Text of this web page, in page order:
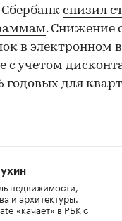
снизил
. Снижение
в электронном
с учетом
годовых для
недвижимости,
и архитектуры.
«качает» в РБК с